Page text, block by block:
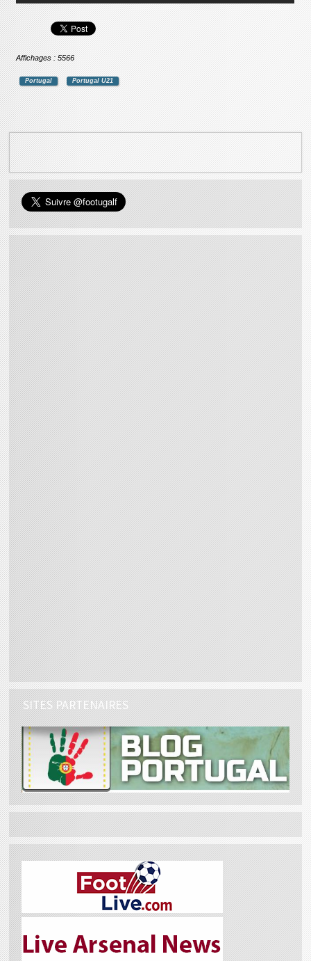
Affichages : 5566
Portugal Portugal U21
SITES PARTENAIRES